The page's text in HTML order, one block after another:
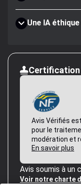
Une IA
Certification
Avis Vérifiés
pour le
modération et
En savoir plus
Avis soumis à un
Voir notre charte